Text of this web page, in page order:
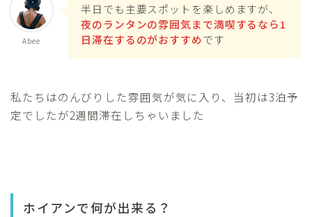
Abee
半日でも主要スポットを楽しめますが、
夜のランタンの雰囲気まで満喫するなら1
日滞在するのがおすすめです
私たちはのんびりした雰囲気が気に入り、当初は3泊予
定でしたが2週間滞在しちゃいました
ホイアンで何が出来る？